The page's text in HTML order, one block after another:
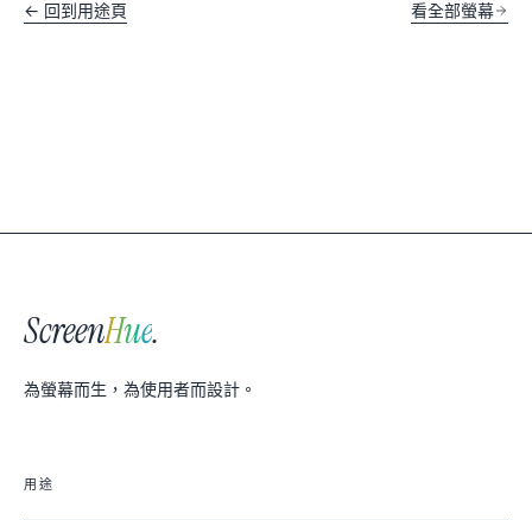
← 回到用途頁 看全部螢幕
ScreenHue.
為螢幕而生，為使用者而設計。
用途